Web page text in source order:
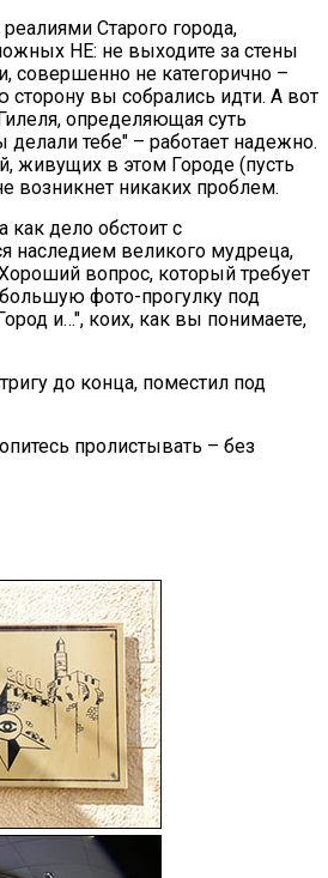
Старого города,
НЕ: не выходите за стены
совершенно не категорично –
сторону вы собрались идти. А вот
определяющая суть
тебе" – работает надежно.
живущих в этом Городе (пусть
возникнет никаких проблем.
как дело обстоит с
великого мудреца,
вопрос, который требует
фото-прогулку под
и…", коих, как вы понимаете,
до конца, поместил под
пролистывать – без